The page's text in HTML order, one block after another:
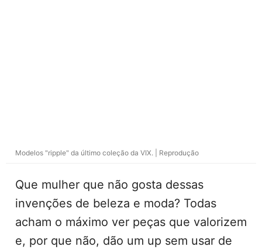
Modelos "ripple" da último coleção da VIX. | Reprodução
Que mulher que não gosta dessas
invenções de beleza e moda? Todas
acham o máximo ver peças que valorizem
e, por que não, dão um up sem usar de